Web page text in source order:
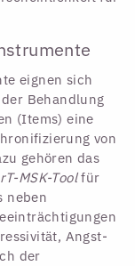
eignen sich
Behandlung
(Items) eine
von
gehören das
MSK-Toolfür
neben
Angst-
der